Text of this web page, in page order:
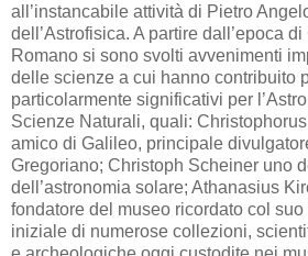
all’instancabile attività di Pietro
dell’Astrofisica. A partire dall’epoca
Romano si sono svolti avvenimenti
delle scienze a cui hanno contribuito
particolarmente significativi per
Scienze Naturali, quali:
amico di Galileo, principale
Gregoriano; Christoph Scheiner uno
dell’astronomia solare; Athanasius
fondatore del museo ricordato col
iniziale di numerose collezioni,